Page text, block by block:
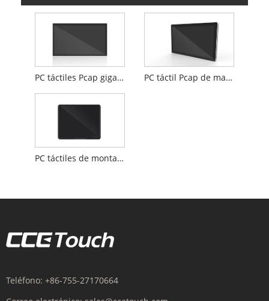
PC táctiles Pcap gigantes PC táctil Pcap de marco abierto
PC táctiles de montaje en panel
Teléfono: +86-755-27170664